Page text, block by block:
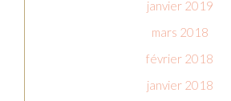
janvier 2019
mars 2018
février 2018
janvier 2018